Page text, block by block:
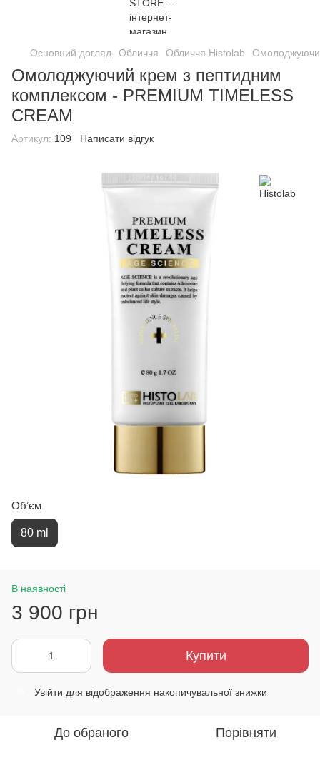
Основний догляд Обличчя Обличчя Histolab
Омолоджуючий крем з пептидним
комплексом - PREMIUM TIMELESS
CREAM
Артикул: 109 Написати відгук
Обʼєм
80 ml
В наявності
3 900 грн
Купити
Увійти для відображення накопичувальної знижки
До обраного Порівняти